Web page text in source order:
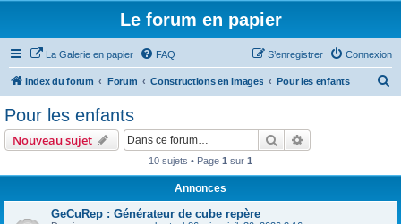
Le forum en papier
La Galerie en papier FAQ Connexion
S’enregistrer
Index du forum Forum Constructions en images Pour les enfants
Pour les enfants
Nouveau sujet Rechercher
10 sujets • Page 1 sur 1
Annonces
GeCuRep : Générateur de cube repère